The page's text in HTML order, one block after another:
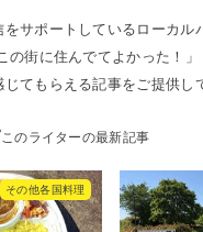
をサポートしているローカル
の街に住んでてよかった！
てもらえる記事をご提供し
その他各国料理